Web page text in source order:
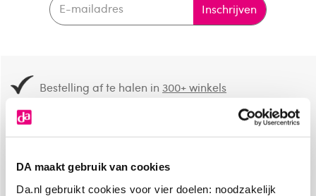
DA maakt gebruik van cookies
Da.nl gebruikt cookies voor vier doelen: noodzakelijk
Inschrijven
Bestelling af te halen in300+ winkels
8.6 uit4.106 reviews